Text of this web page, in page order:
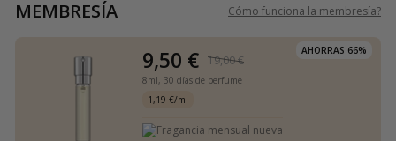
MEMBRESÍA Cómo funciona la membresía?
AHORRAS 66%
9,50 € 19,00 €
8ml, 30 días de perfume
1,19 €/ml
Fragancia mensual nueva